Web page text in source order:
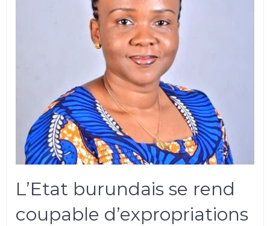
L’Etat burundais se rend
coupable d’expropriations